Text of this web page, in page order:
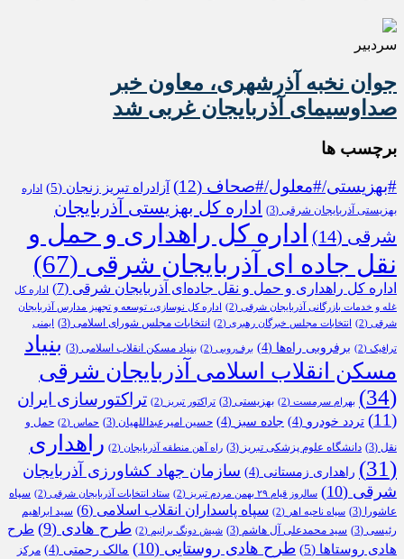
سردبیر
جوان نخبه آذرشهری، معاون خبر
صداوسیمای آذربایجان غربی شد
برچسب ها
#بهزیستی/#معلول/#صحاف (12) آزادراه تبریز زنجان (5)
اداره
بهزیستی آذربایجان شرقی (3)
اداره کل بهزیستی آذربایجان
شرقی (14)
اداره کل راهداری و حمل و
نقل جاده ای آذربایجان شرقی (67)
اداره کل راهداری و حمل و نقل جاده‌ای آذربایجان شرقی (7)
اداره کل
غله و خدمات بازرگانی آذربایجان شرقی (2)
اداره کل نوسازی، توسعه و تجهیز مدارس آذربایجان
شرقی (2) انتخابات مجلس خبرگان رهبری (2) انتخابات مجلس شورای اسلامی (3) ایمنی
ترافیک (2) برفروبی راه‌ها (4) برف‌روبی (2) بنیاد مسکن انقلاب اسلامی (3)
بنیاد
مسکن انقلاب اسلامی آذربایجان شرقی
(34)
بهرام سرمست (2) بهزیستی (3) تراکتور تبریز (2)
تراکتورسازی ایران
(11)
تردد خودرو (4) جاده سبز (4) حسین امیرعبداللهیان (3) حماس (2)
حمل و
نقل (3) دانشگاه علوم پزشکی تبریز (3) راه آهن منطقه آذربایجان (2)
راهداری
(31)
راهداری زمستانی (4)
سازمان جهاد کشاورزی آذربایجان
شرقی (10) سالروز قیام ۲۹ بهمن مردم تبریز (2) ستاد انتخابات آذربایجان شرقی (2)
سپاه
عاشورا
(3) سپاه ناحیه اهر (2) سپاه پاسداران انقلاب اسلامی (6)
سید ابراهیم
رئیسی (3) سید محمدعلی آل هاشم (3) شیش دونگ برانیم (2) طرح هادی (9)
طرح
هادی روستاها (5) طرح هادی روستایی (10) مالک رحمتی (4)
مرکز